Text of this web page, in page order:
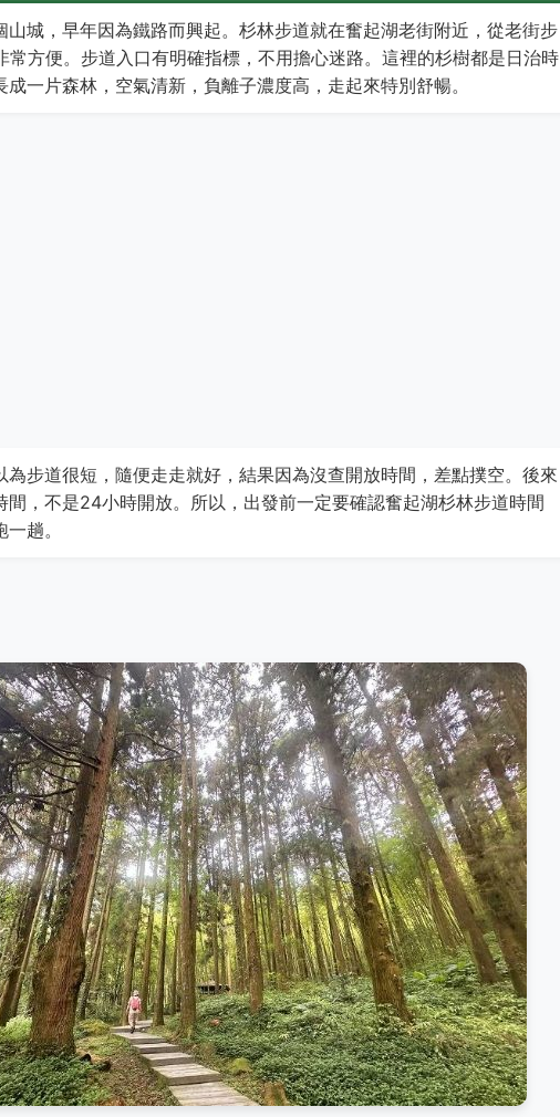
山城，早年因為鐵路而興起。杉林步道就在奮起湖老街附近，從老街步
常方便。步道入口有明確指標，不用擔心迷路。這裡的杉樹都是日治時
一片森林，空氣清新，負離子濃度高，走起來特別舒暢。
為步道很短，隨便走走就好，結果因為沒查開放時間，差點撲空。後來
間，不是24小時開放。所以，出發前一定要確認奮起湖杉林步道時間
趟。